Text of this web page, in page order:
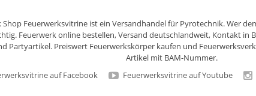
Shop Feuerwerksvitrine ist ein Versandhandelfür Pyrotechnik. Wer
Feuerwerk online bestellen,Versand deutschlandweit, Kontakt in
Partyartikel. Preiswert Feuerwerkskörperkaufen und
Artikel mit BAM-Nummer.
auf Facebook
Feuerwerksvitrine auf Youtube